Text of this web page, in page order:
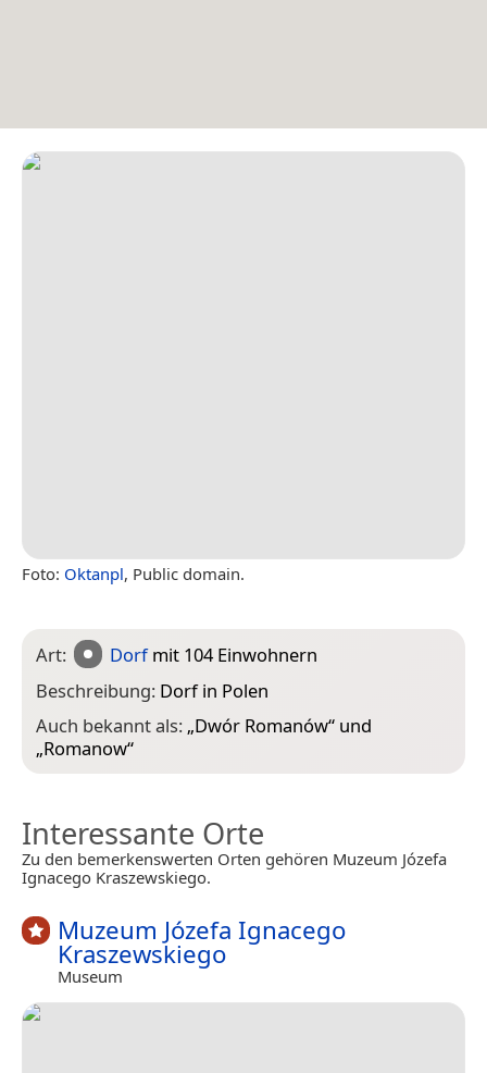
Foto: Oktanpl, Public domain.
Art: Dorfmit 104 Einwohnern
Beschreibung: Dorf in Polen
Auch bekannt als: „Dwór Romanów“ und
„Romanow“
Interessante Orte
Zu den bemerkenswerten Orten gehören Muzeum Józefa
Ignacego Kraszewskiego.
Muzeum Józefa Ignacego
Kraszewskiego
Museum